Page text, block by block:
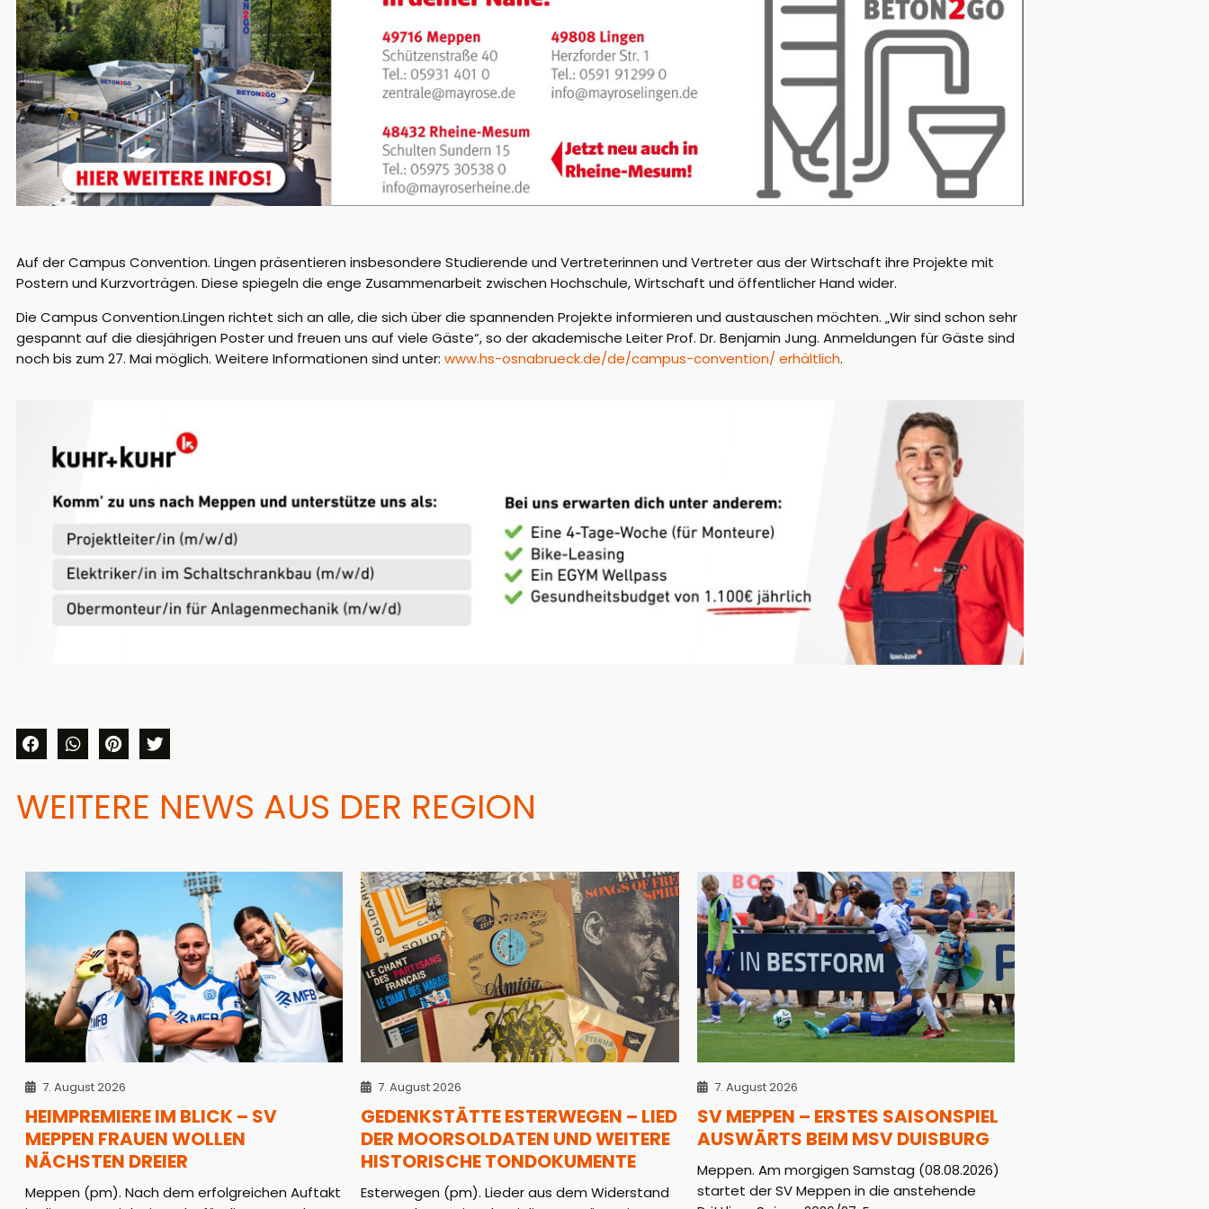
Auf der Campus Convention. Lingen präsentieren insbesondere Studierende und Vertreterinnen und Vertreter aus der Wirtschaft ihre Projekte mit
Postern und Kurzvorträgen. Diese spiegeln die enge Zusammenarbeit zwischen Hochschule, Wirtschaft und öffentlicher Hand wider.
Die Campus Convention.Lingen richtet sich an alle, die sich über die spannenden Projekte informieren und austauschen möchten. „Wir sind schon sehr
gespannt auf die diesjährigen Poster und freuen uns auf viele Gäste“, so der akademische Leiter Prof. Dr. Benjamin Jung. Anmeldungen für Gäste sind
noch bis zum 27. Mai möglich. Weitere Informationen sind unter: www.hs-osnabrueck.de/de/campus-convention/ erhältlich.
WEITERE NEWS AUS DER REGION
7. August 2026
HEIMPREMIERE IM BLICK – SV
MEPPEN FRAUEN WOLLEN
NÄCHSTEN DREIER
Meppen (pm). Nach dem erfolgreichen Auftakt
7. August 2026
GEDENKSTÄTTE ESTERWEGEN – LIED
DER MOORSOLDATEN UND WEITERE
HISTORISCHE TONDOKUMENTE
Esterwegen (pm). Lieder aus dem Widerstand
7. August 2026
SV MEPPEN – ERSTES SAISONSPIEL
AUSWÄRTS BEIM MSV DUISBURG
Meppen. Am morgigen Samstag (08.08.2026)
startet der SV Meppen in die anstehende